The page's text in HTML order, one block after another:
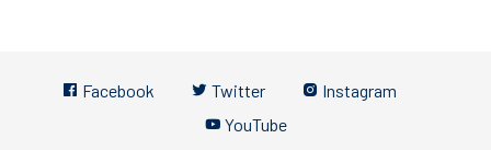
Facebook Twitter
Instagram
YouTube